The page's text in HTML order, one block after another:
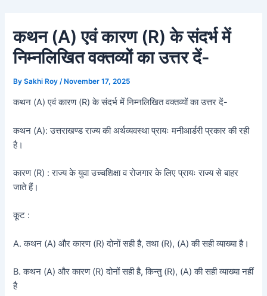
content
कथन (A) एवं कारण (R) के संदर्भ में
निम्नलिखित वक्तव्यों का उत्तर दें-
BySakhi Roy /November 17, 2025
कथन (A) एवं कारण (R) के संदर्भ में निम्नलिखित वक्तव्यों का उत्तर दें-
कथन (A): उत्तराखण्ड राज्य की अर्थव्यवस्था प्रायः मनीआर्डरी प्रकार की रही
है।
कारण (R) : राज्य के युवा उच्चशिक्षा व रोजगार के लिए प्रायः राज्य से बाहर
जाते हैं।
कूट :
A. कथन (A) और कारण (R) दोनों सही है, तथा (R), (A) की सही व्याख्या है।
B. कथन (A) और कारण (R) दोनों सही है, किन्तु (R), (A) की सही व्याख्या नहीं
है